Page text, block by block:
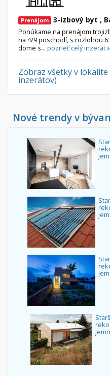
Prenájom 3-izbový byt ,
Ponúkame na prenájom
na 4/9 poschodí, s rozlohou
dome s... pozrieť celý inzerát »
Zobraz všetky v lokalite
inzerátov)
Nové trendy v